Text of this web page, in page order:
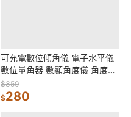
可充電數位傾角儀 電子水平儀
數位量角器 數顯角度儀 角度儀
測量儀 數顯工程角度儀 雷射儀
測距
$350
$280